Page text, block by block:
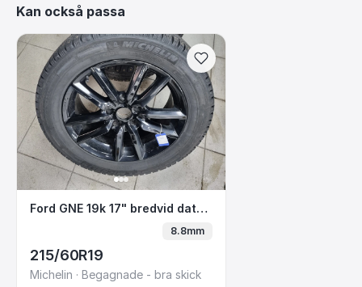
Kan också passa
Ford GNE 19k 17" bredvid datorn
Ford GNE 19k 17" bredvid datorn
8.8mm
215/60R19
Michelin · Begagnade - bra skick